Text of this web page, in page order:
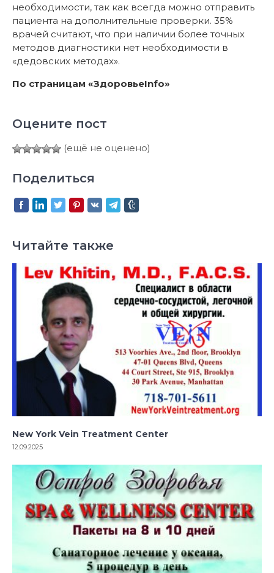
необходимости, так как всегда можно отправить
пациента на дополнительные проверки. 35%
врачей считают, что при наличии более точных
методов диагностики нет необходимости в
«дедовских методах».
По страницам «ЗдоровьеInfo»
Оцените пост
(ещё не оценено)
Поделиться
Читайте также
New York Vein Treatment Center
12.09.2025